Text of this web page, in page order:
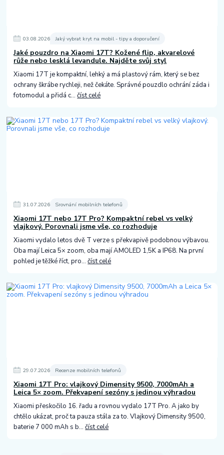
03.08.2026 Jaký vybrat kryt na mobil - tipy a doporučení
Jaké pouzdro na Xiaomi 17T? Kožené flip, akvarelové
růže nebo lesklá levandule. Najděte svůj styl
Xiaomi 17T je kompaktní, lehký a má plastový rám, který se bez
ochrany škrábe rychleji, než čekáte. Správné pouzdlo ochrání záda i
fotomodul a přidá c...číst celé
31.07.2026 Srovnání mobilních telefonů
Xiaomi 17T nebo 17T Pro? Kompaktní rebel vs velký
vlajkový. Porovnali jsme vše, co rozhoduje
Xiaomi vydalo letos dvě T verze s překvapivě podobnou výbavou.
Oba mají Leica 5× zoom, oba mají AMOLED 1,5K a IP68. Na první
pohled je těžké říct, pro...číst celé
29.07.2026 Recenze mobilních telefonů
Xiaomi 17T Pro: vlajkový Dimensity 9500, 7000mAh a
Leica 5× zoom. Překvapení sezóny s jedinou výhradou
Xiaomi přeskočilo 16. řadu a rovnou vydalo 17T Pro. A jako by
chtělo ukázat, proč ta pauza stála za to. Vlajkový Dimensity 9500,
baterie 7 000 mAh s b...číst celé